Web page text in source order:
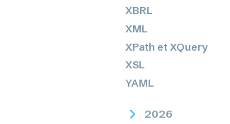
XBRL
XML
XPath et XQuery
XSL
YAML
2026